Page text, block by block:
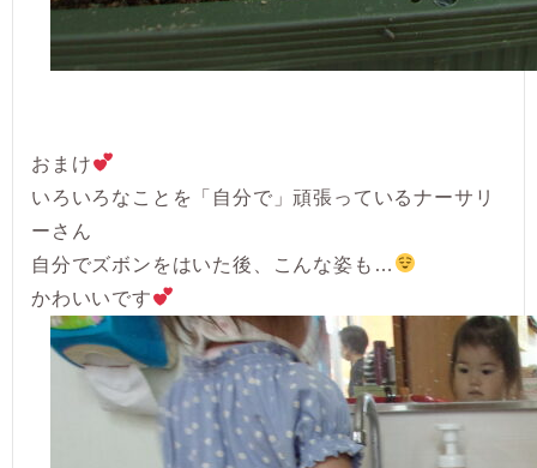
おまけ
いろいろなことを「自分で」頑張っているナーサリ
ーさん
自分でズボンをはいた後、こんな姿も…
かわいいです